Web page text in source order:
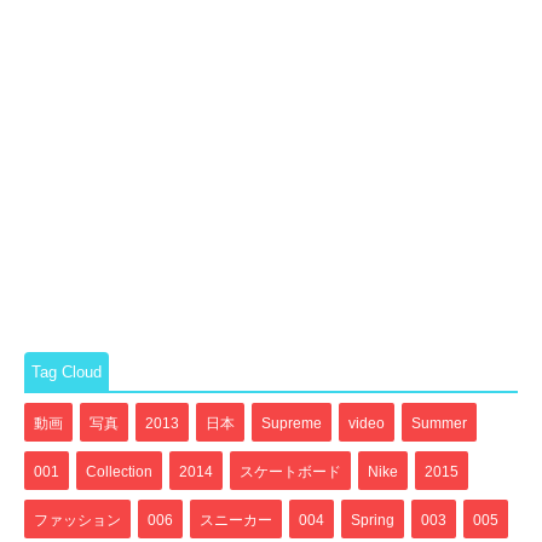
Tag Cloud
動画 写真 2013 日本 Supreme video Summer
001 Collection 2014 スケートボード Nike 2015
ファッション 006 スニーカー 004 Spring 003 005